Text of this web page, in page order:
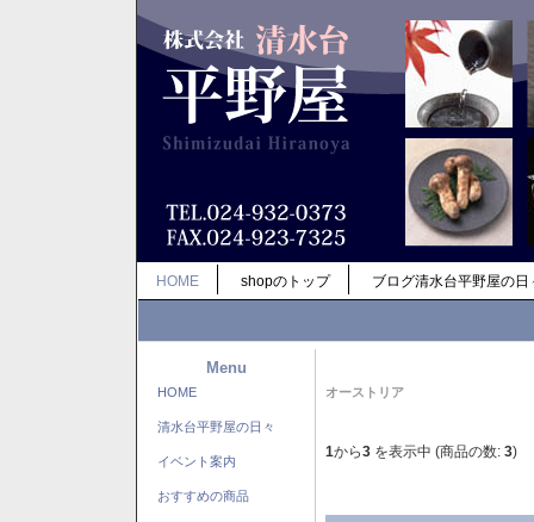
HOME shopのトップ ブログ清水台平野屋の日
Menu
HOME
清水台平野屋の日々
イベント案内
おすすめの商品
オーストリア
1から3 を表示中 (商品の数: 3)